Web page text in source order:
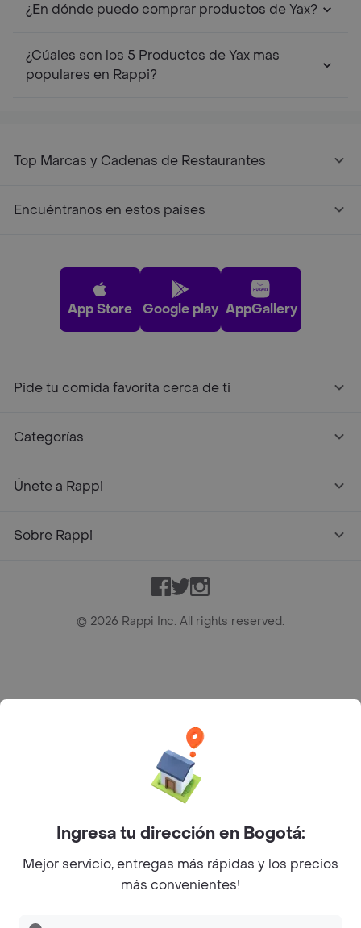
¿En dónde puedo comprar productos de Yax?
¿Cúales son los 5 Productos de Yax mas
populares en Rappi?
Top Marcas y Cadenas de Restaurantes
Encuéntranos en estos países
App Store Google play AppGallery
Pide tu comida favorita cerca de ti
Categorías
Únete a Rappi
Sobre Rappi
Facebook
TwitterInstagram
© 2026 Rappi Inc. All rights reserved.
Bogotá D.C. --- notificacionesrappi@rappi.com
Ingresa tu dirección en Bogotá:
Mejor servicio, entregas más rápidas y los precios
más convenientes!